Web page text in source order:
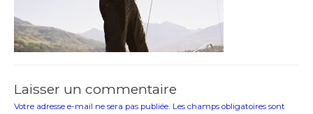
Laisser un commentaire
Votre adresse e-mail ne sera pas publiée. Les champs obligatoires sont